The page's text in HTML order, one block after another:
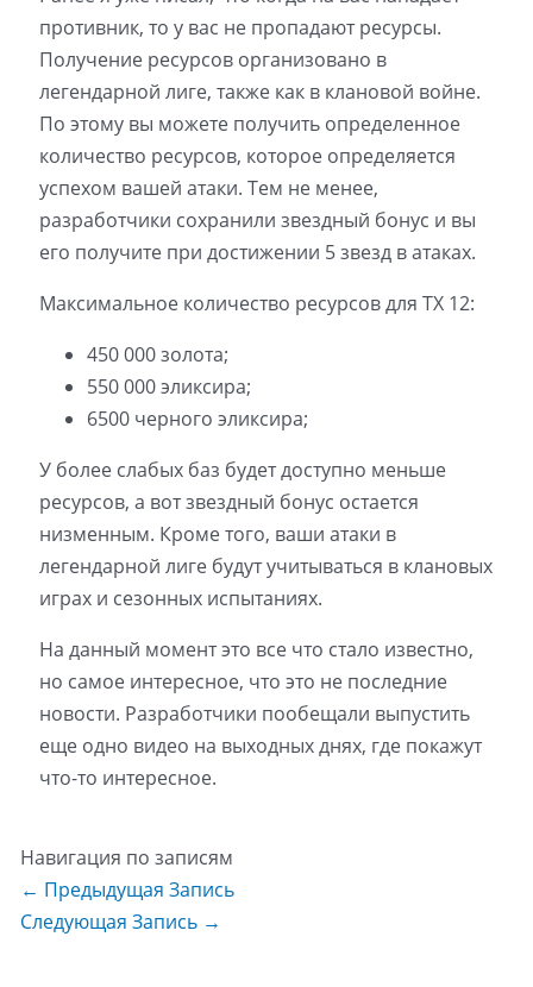
противник, то у вас не пропадают ресурсы.
Получение ресурсов организовано в
легендарной лиге, также как в клановой войне.
По этому вы можете получить определенное
количество ресурсов, которое определяется
успехом вашей атаки. Тем не менее,
разработчики сохранили звездный бонус и вы
его получите при достижении 5 звезд в атаках.
Максимальное количество ресурсов для ТХ 12:
450 000 золота;
550 000 эликсира;
6500 черного эликсира;
У более слабых баз будет доступно меньше
ресурсов, а вот звездный бонус остается
низменным. Кроме того, ваши атаки в
легендарной лиге будут учитываться в клановых
играх и сезонных испытаниях.
На данный момент это все что стало известно,
но самое интересное, что это не последние
новости. Разработчики пообещали выпустить
еще одно видео на выходных днях, где покажут
что-то интересное.
Навигация по записям
← Предыдущая Запись
Следующая Запись →